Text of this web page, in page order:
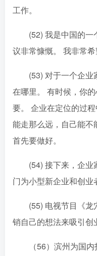
工作。
(52) 我是中国的
议非常慷慨。 我非常希
(53) 对于一个企
在哪里。 有时候，你
要。 企业在定位的过
能走那么远，自己能不
首先要做好。
(54) 接下来，企业
门为小型新企业和创业
(55) 电视节目《
销自己的想法来吸引创
（56）滨州为国